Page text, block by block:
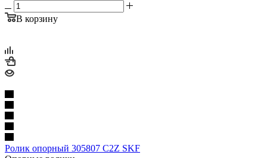
В корзину
Ролик опорный 305807 C2Z SKF